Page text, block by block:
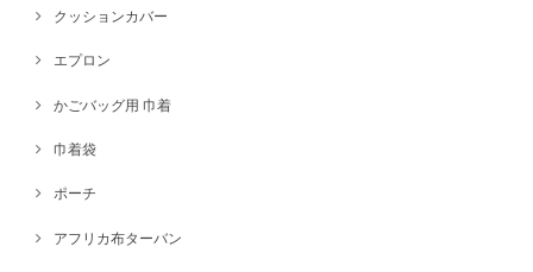
クッションカバー
エプロン
かごバッグ用 巾着
巾着袋
ポーチ
アフリカ布ターバン